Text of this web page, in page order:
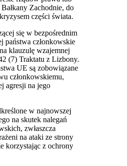
Zachodnie, do
części świata.
się w bezpośrednim
państwa członkowskie
klauzulę wzajemnej
(7) Traktatu z Lizbony.
UE są zobowiązane
członkowskiemu,
agresji na jego
w najnowszej
na skutek nalegań
zwłaszcza
na ataki ze strony
korzystając z ochrony